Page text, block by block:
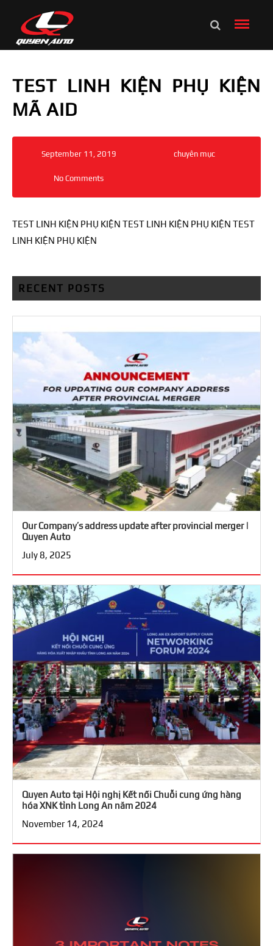
TEST LINH KIỆN PHỤ KIỆN
MÃ AID
September 11, 2019 chuyên mục
No Comments
TEST LINH KIỆN PHỤ KIỆN TEST LINH KIỆN PHỤ KIỆN TEST
LINH KIỆN PHỤ KIỆN
RECENT POSTS
Our Company’s address update after provincial merger |
Quyen Auto
July 8, 2025
Quyen Auto tại Hội nghị Kết nối Chuỗi cung ứng hàng
hóa XNK tỉnh Long An năm 2024
November 14, 2024